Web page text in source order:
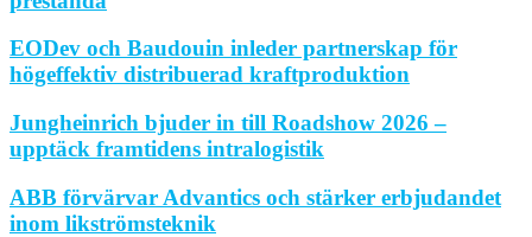
EODev och Baudouin inleder partnerskap för
högeffektiv distribuerad kraftproduktion
Jungheinrich bjuder in till Roadshow 2026 –
upptäck framtidens intralogistik
ABB förvärvar Advantics och stärker erbjudandet
inom likströmsteknik